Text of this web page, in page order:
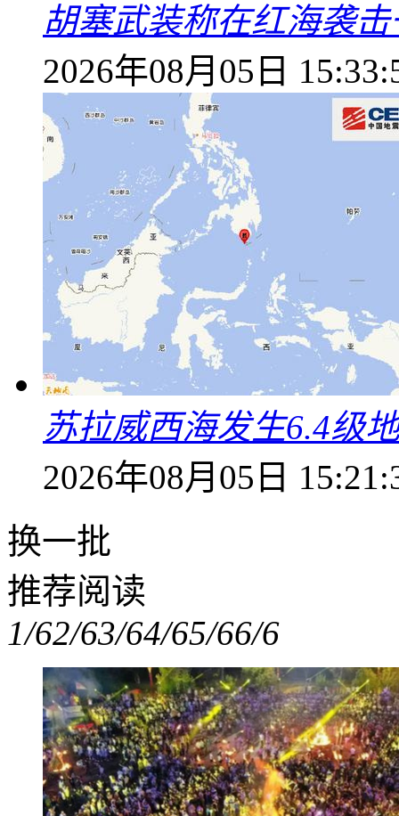
胡塞武装称在红海袭
2026年08月05日
苏拉威西海发生6.4级
2026年08月05日
换一批
推荐阅读
1/62/63/64/65/66/6